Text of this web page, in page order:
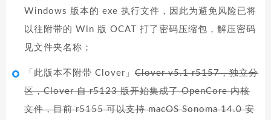
Windows 版本的 exe 执行文件，因此为避免风险已将
以往附带的 Win 版 OCAT 打了密码压缩包，解压密码
见文件夹名称；
「此版本不附带 Clover」 Clover v5.1 r5157，独立分
区，Clover 自 r5123 版开始集成了 OpenCore 内核
文件，目前 r5155 可以支持 macOS Sonoma 14.0 安